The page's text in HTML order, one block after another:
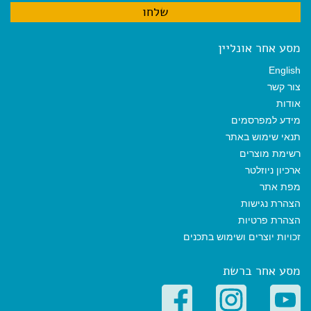
מסע אחר אונליין
English
צור קשר
אודות
מידע למפרסמים
תנאי שימוש באתר
רשימת מוצרים
ארכיון ניוזלטר
מפת אתר
הצהרת נגישות
הצהרת פרטיות
זכויות יוצרים ושימוש בתכנים
מסע אחר ברשת